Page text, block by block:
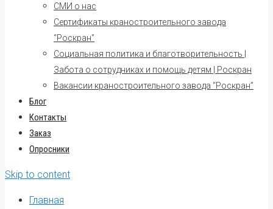
СМИ о нас
Сертификаты краностроительного завода
“Роскран”
Социальная политика и благотворительность |
Забота о сотрудниках и помощь детям | Роскран
Вакансии краностроительного завода “Роскран”
Блог
Контакты
Заказ
Опросники
Skip to content
Главная